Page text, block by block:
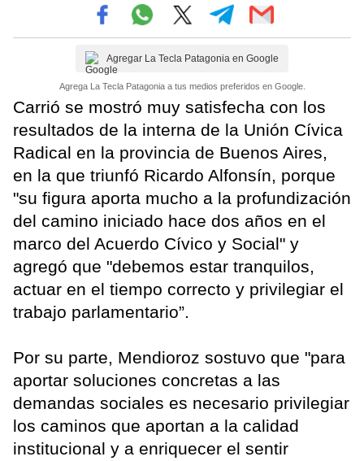
Agregar La Tecla Patagonia en Google
Agrega La Tecla Patagonia a tus medios preferidos en Google.
Carrió se mostró muy satisfecha con los
resultados de la interna de la Unión Cívica
Radical en la provincia de Buenos Aires,
en la que triunfó Ricardo Alfonsín, porque
"su figura aporta mucho a la profundización
del camino iniciado hace dos años en el
marco del Acuerdo Cívico y Social" y
agregó que "debemos estar tranquilos,
actuar en el tiempo correcto y privilegiar el
trabajo parlamentario”.
Por su parte, Mendioroz sostuvo que "para
aportar soluciones concretas a las
demandas sociales es necesario privilegiar
los caminos que aportan a la calidad
institucional y a enriquecer el sentir